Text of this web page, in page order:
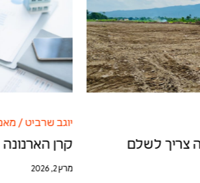
צריך לשלם
יוגב שרביט /
קרן
מרץ 2, 2026